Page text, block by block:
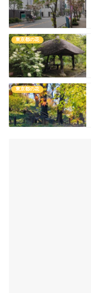
東京都の花
東京都の花